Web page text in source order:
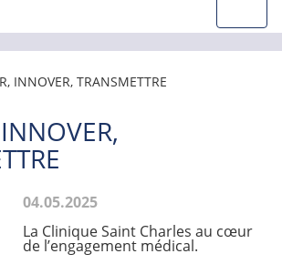
INNOVER, TRANSMETTRE
04.05.2025
La Clinique Saint Charles au cœur
de l’engagement médical.